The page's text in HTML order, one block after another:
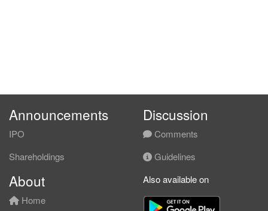
Announcements
IPO
Shareholdings
Discussion
Comments
Guidelines
About
Home
Also available on